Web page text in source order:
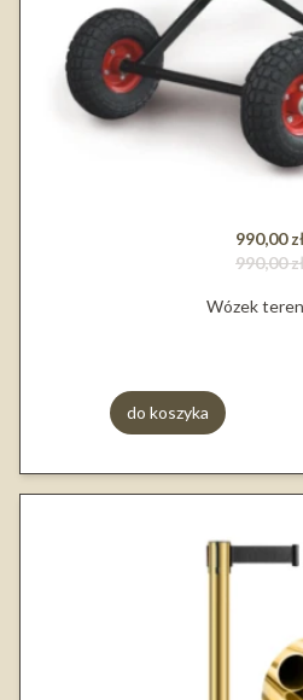
990,00
990,00
Wózek
do koszyka